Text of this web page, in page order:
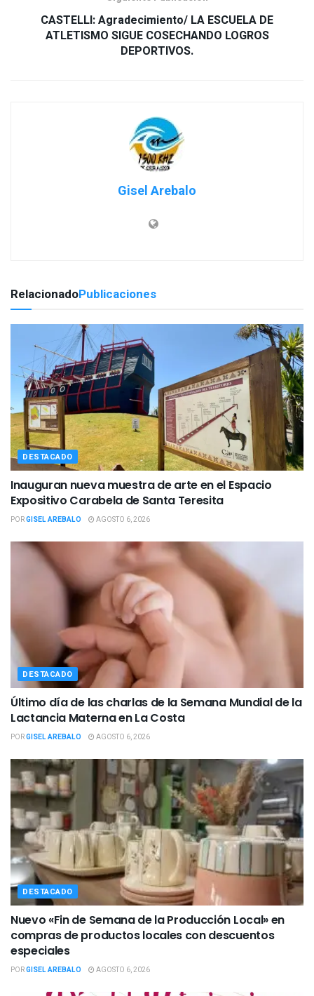
CASTELLI: Agradecimiento/ LA ESCUELA DE
ATLETISMO SIGUE COSECHANDO LOGROS
Gisel Arebalo
RelacionadoPublicaciones
DESTACADO
Inauguran nueva muestra de arte en el Espacio
Expositivo Carabela de Santa Teresita
PORGISEL AREBALO AGOSTO 6, 2026
DESTACADO
Último día de las charlas de la Semana Mundial de la
Lactancia Materna en La Costa
PORGISEL AREBALO AGOSTO 6, 2026
DESTACADO
Nuevo «Fin de Semana de la Producción Local» en
compras de productos locales con descuentos
especiales
PORGISEL AREBALO AGOSTO 6, 2026